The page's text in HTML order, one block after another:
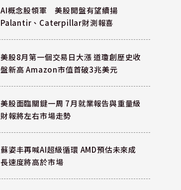
AI概念股領軍 美股開盤有望續揚
Palantir、Caterpillar財測報喜
美股8月第一個交易日大漲 道瓊創歷史收
盤新高 Amazon市值首破3兆美元
美股面臨關鍵一周 7月就業報告與重量級
財報將左右市場走勢
蘇姿丰再喊AI超級循環 AMD預估未來成
長速度將高於市場